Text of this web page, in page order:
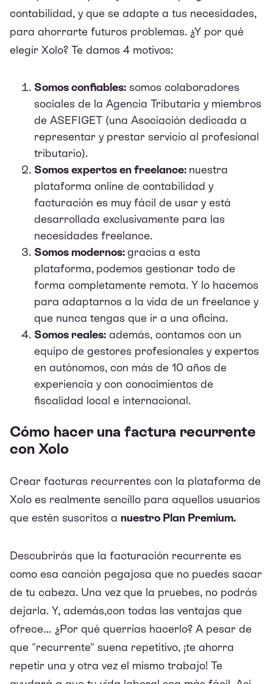
contabilidad, y que se adapte a tus necesidades,
para ahorrarte futuros problemas. ¿Y por qué
elegir Xolo? Te damos 4 motivos:
Somos confiables: somos colaboradores
sociales de la Agencia Tributaria y miembros
de ASEFIGET (una Asociación dedicada a
representar y prestar servicio al profesional
tributario).
Somos expertos en freelance: nuestra
plataforma online de contabilidad y
facturación es muy fácil de usar y está
desarrollada exclusivamente para las
necesidades freelance.
Somos modernos:graciasa esta
plataforma, podemos gestionar todo de
forma completamente remota. Y lo hacemos
para adaptarnos a la vida de un freelance y
que nunca tengas que ir a una oficina.
Somos reales: además, contamos con un
equipo de gestores profesionales y expertos
en autónomos, con más de 10 años de
experiencia y con conocimientos de
fiscalidad local e internacional.
Cómo hacer una factura recurrente
con Xolo
Crear facturas recurrentes con la plataforma de
Xolo es realmente sencillo para aquellos usuarios
que estén suscritos a nuestro Plan Premium.
Descubrirás que la facturación recurrente es
como esa canción pegajosa que no puedes sacar
de tu cabeza. Una vez que la pruebes, no podrás
dejarla. Y, además,con todas las ventajas que
ofrece… ¿Por qué querrías hacerlo? A pesar de
que "recurrente" suena repetitivo, ¡te ahorra
repetir una y otra vez el mismo trabajo! Te